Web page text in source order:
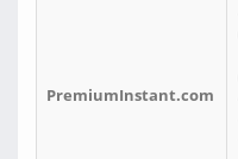
PremiumInstant.com